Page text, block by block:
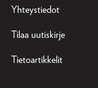
Yhteystiedot
Tilaa uutiskirje
Tietoartikkelit